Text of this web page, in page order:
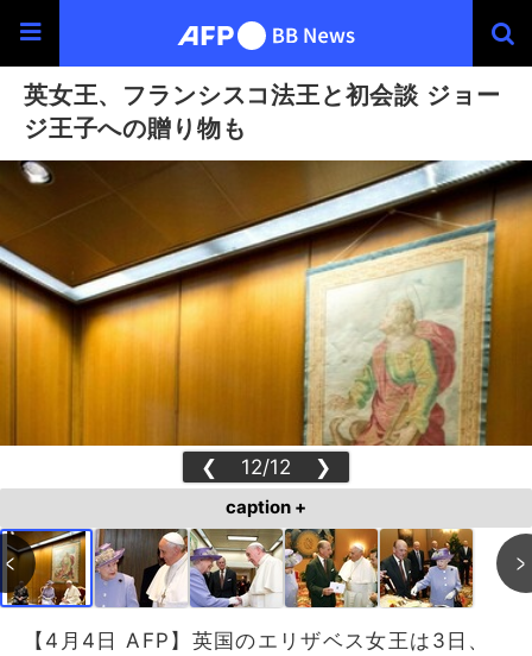
英女王、フランシスコ法王と初会談 ジョー
ジ王子への贈り物も
❮ 12/12 ❯
caption +
【4月4日 AFP】英国のエリザベス女王は3日、